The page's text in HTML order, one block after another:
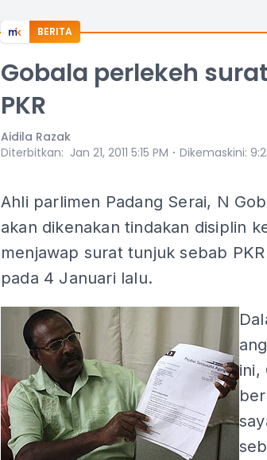
BERITA
Gobala perlekeh
PKR
Aidila Razak
Diterbitkan: Jan 21, 2011 5:15 PM ⋅ Dikemaskini:
Ahli parlimen Padang Serai, N
akan dikenakan tindakan disiplin
menjawap surat tunjuk sebab
pada 4 Januari lalu.
ini,